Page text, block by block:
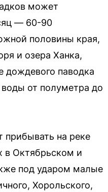
может
— 60-90
половины края,
и озера Ханка,
дождевого паводка
от полуметра до
прибывать на реке
в Октябрьском и
под ударом малые
Хорольского,